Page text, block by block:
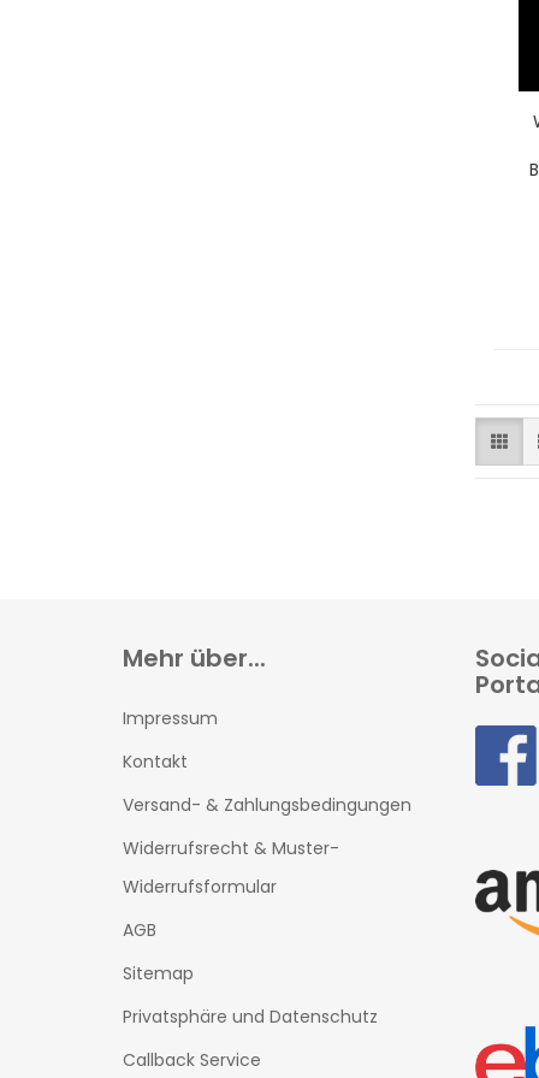
Mehr über...
Impressum
Kontakt
Versand- & Zahlungsbedingungen
Widerrufsrecht & Muster-
Widerrufsformular
AGB
Sitemap
Privatsphäre und Datenschutz
Callback Service